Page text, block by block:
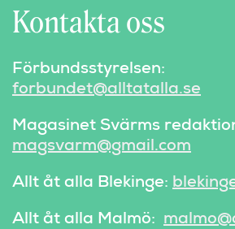
Kontakta oss
Förbundsstyrelsen:
forbundet@alltatalla.se
Magasinet Svärms
magsvarm@gmail.com
Allt åt alla Blekinge:
Allt åt alla Malmö: